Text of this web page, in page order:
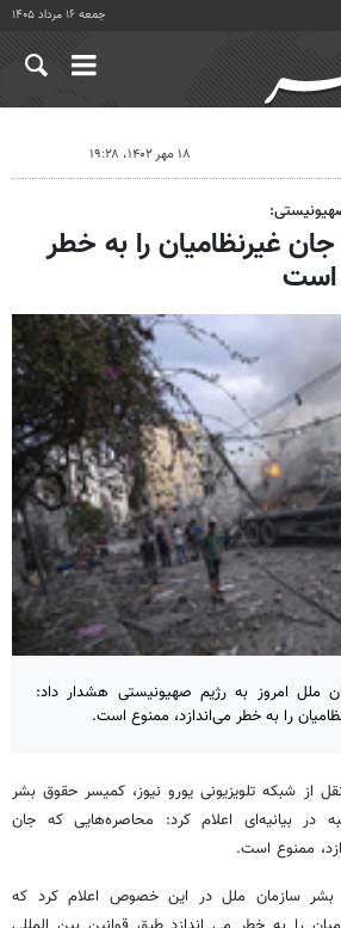
جمعه ۱۶ مرداد ۱۴۰۵
۱۸ مهر ۱۴۰۲، ۱۹:۲۸
غیرنظامیان را به خطر
است
ملل امروز به رژیم صهیونیستی هشدار داد:
را به خطر می‌اندازد، ممنوع است.
از شبکه تلویزیونی یورو نیوز، کمیسر حقوق بشر
در بیانیه‌ای اعلام کرد: محاصره‌هایی که جان
ممنوع است.
سازمان ملل در این خصوص اعلام کرد که